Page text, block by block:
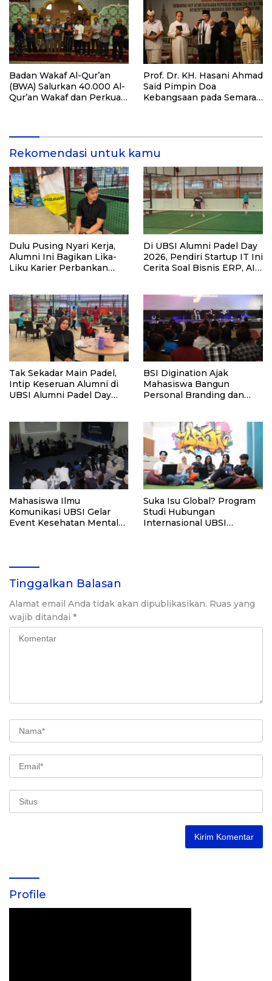
Santri dan Guru Honorer
Badan Wakaf Al-Qur’an
(BWA) Salurkan 40.000 Al-
Qur’an Wakaf dan Perkuat
Prof. Dr. KH. Hasani Ahmad
Said Pimpin Doa
Kebangsaan pada Semarak
Rekomendasi untuk kamu
Dulu Pusing Nyari Kerja,
Alumni Ini Bagikan Lika-
Liku Karier Perbankan
Di UBSI Alumni Padel Day
2026, Pendiri Startup IT Ini
Cerita Soal Bisnis ERP, AI,
Tak Sekadar Main Padel,
Intip Keseruan Alumni di
UBSI Alumni Padel Day
BSI Digination Ajak
Mahasiswa Bangun
Personal Branding dan
Mahasiswa Ilmu
Komunikasi UBSI Gelar
Event Kesehatan Mental
Suka Isu Global? Program
Studi Hubungan
Internasional UBSI
Tinggalkan Balasan
Alamat email Anda tidak akan dipublikasikan. Ruas yang
wajib ditandai *
Profile